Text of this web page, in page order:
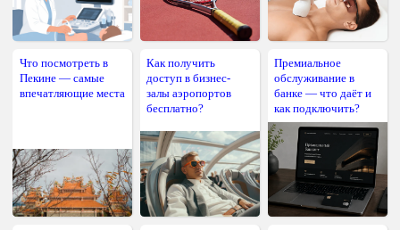
Что посмотреть в
Пекине — самые
впечатляющие места
Как получить
доступ в бизнес-
залы аэропортов
бесплатно?
Премиальное
обслуживание в
банке — что даёт и
как подключить?